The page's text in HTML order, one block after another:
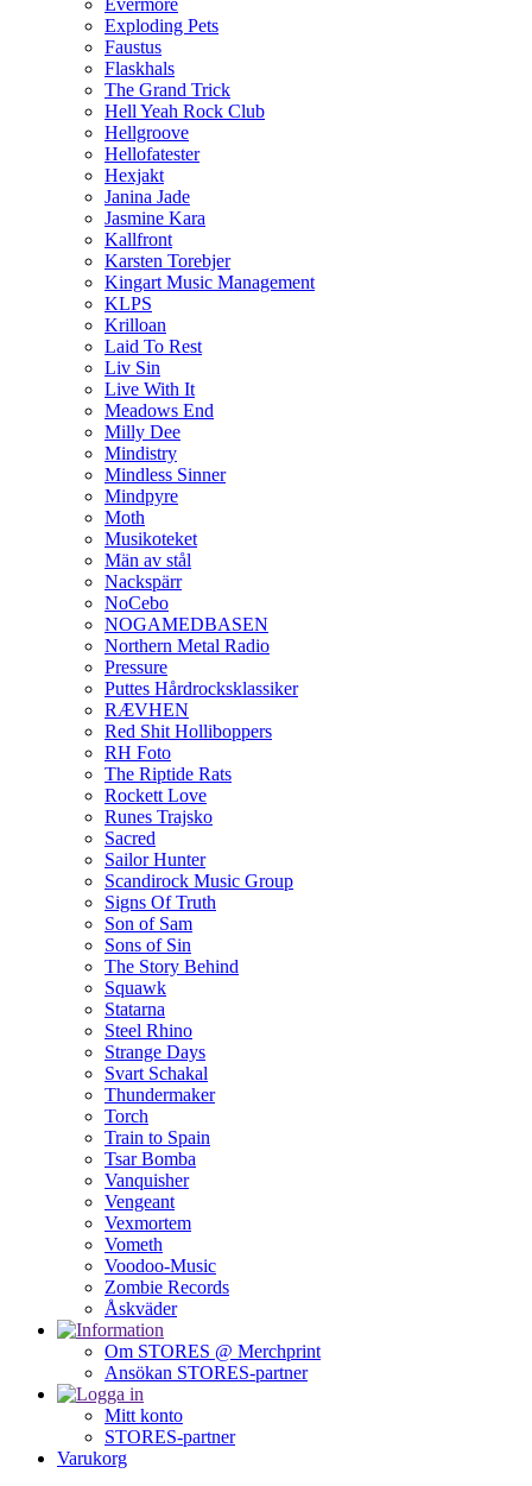
Evermore
Exploding Pets
Faustus
Flaskhals
The Grand Trick
Hell Yeah Rock Club
Hellgroove
Hellofatester
Hexjakt
Janina Jade
Jasmine Kara
Kallfront
Karsten Torebjer
Kingart Music Management
KLPS
Krilloan
Laid To Rest
Liv Sin
Live With It
Meadows End
Milly Dee
Mindistry
Mindless Sinner
Mindpyre
Moth
Musikoteket
Män av stål
Nackspärr
NoCebo
NOGAMEDBASEN
Northern Metal Radio
Pressure
Puttes Hårdrocksklassiker
RÆVHEN
Red Shit Holliboppers
RH Foto
The Riptide Rats
Rockett Love
Runes Trajsko
Sacred
Sailor Hunter
Scandirock Music Group
Signs Of Truth
Son of Sam
Sons of Sin
The Story Behind
Squawk
Statarna
Steel Rhino
Strange Days
Svart Schakal
Thundermaker
Torch
Train to Spain
Tsar Bomba
Vanquisher
Vengeant
Vexmortem
Vometh
Voodoo-Music
Zombie Records
Åskväder
Om STORES @ Merchprint
Ansökan STORES-partner
Mitt konto
STORES-partner
Varukorg